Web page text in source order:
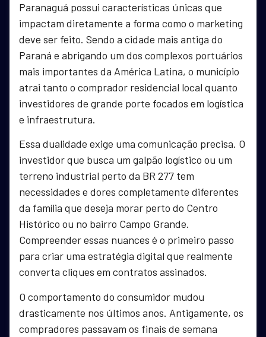
Paranaguá possui características únicas que
impactam diretamente a forma como o marketing
deve ser feito. Sendo a cidade mais antiga do
Paraná e abrigando um dos complexos portuários
mais importantes da América Latina, o município
atrai tanto o comprador residencial local quanto
investidores de grande porte focados em logística
e infraestrutura.
Essa dualidade exige uma comunicação precisa. O
investidor que busca um galpão logístico ou um
terreno industrial perto da BR 277 tem
necessidades e dores completamente diferentes
da família que deseja morar perto do Centro
Histórico ou no bairro Campo Grande.
Compreender essas nuances é o primeiro passo
para criar uma estratégia digital que realmente
converta cliques em contratos assinados.
O comportamento do consumidor mudou
drasticamente nos últimos anos. Antigamente, os
compradores passavam os finais de semana